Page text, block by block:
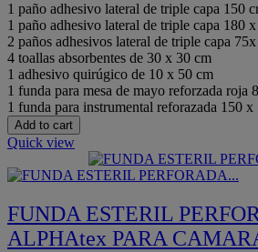
1 paño adhesivo lateral de triple capa 150
1 paño adhesivo lateral de triple capa 180
2 paños adhesivos lateral de triple capa
4 toallas absorbentes de 30 x 30 cm
1 adhesivo quirúgico de 10 x 50 cm
1 funda para mesa de mayo reforzada roja
1 funda para instrumental reforazada 150 x
Add to cart
Quick view
FUNDA ESTERIL
ALPHAtex PARA